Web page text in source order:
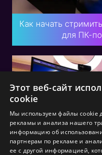
Как начать
для ПК-
Этот веб-сайт
cookie
Мы используем файлы cookie
рекламы и анализа нашего
информацию об
партнерам по рекламе и
ее с другой информацией,